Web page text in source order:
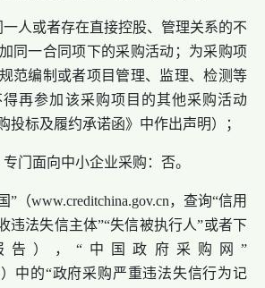
人或者存在直接控股、管理关系的不
同一合同项下的采购活动；为采购项
范编制或者项目管理、监理、检测等
再参加该采购项目的其他采购活动
投标及履约承诺函》中作出声明）；
门面向中小企业采购：否。
”（www.creditchina.gov.cn，查询“信用
违法失信主体”“失信被执行人”或者下
告），“中国政府采购网”
）中的“政府采购严重违法失信行为记